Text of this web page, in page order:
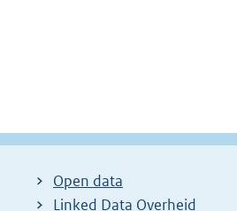
Open data
Linked Data Overheid